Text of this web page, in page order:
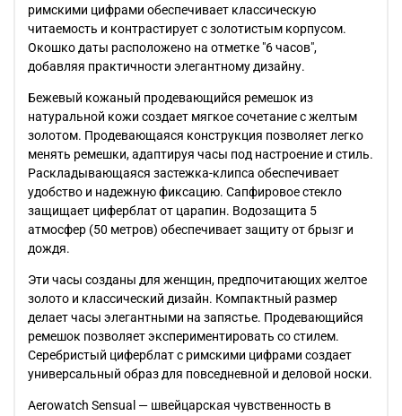
римскими цифрами обеспечивает классическую
читаемость и контрастирует с золотистым корпусом.
Окошко даты расположено на отметке "6 часов",
добавляя практичности элегантному дизайну.
Бежевый кожаный продевающийся ремешок из
натуральной кожи создает мягкое сочетание с желтым
золотом. Продевающаяся конструкция позволяет легко
менять ремешки, адаптируя часы под настроение и стиль.
Раскладывающаяся застежка-клипса обеспечивает
удобство и надежную фиксацию. Сапфировое стекло
защищает циферблат от царапин. Водозащита 5
атмосфер (50 метров) обеспечивает защиту от брызг и
дождя.
Эти часы созданы для женщин, предпочитающих желтое
золото и классический дизайн. Компактный размер
делает часы элегантными на запястье. Продевающийся
ремешок позволяет экспериментировать со стилем.
Серебристый циферблат с римскими цифрами создает
универсальный образ для повседневной и деловой носки.
Aerowatch Sensual — швейцарская чувственность в